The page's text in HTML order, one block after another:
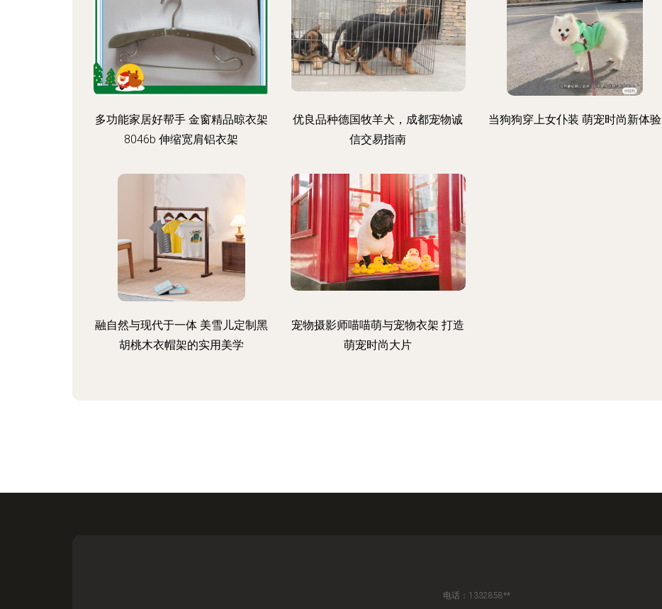
多功能家居好帮手 金窗精品晾衣架
8046b 伸缩宽肩铝衣架
优良品种德国牧羊犬，成都宠物诚
信交易指南
当狗狗穿上女仆装 萌宠时尚新体验
融自然与现代于一体 美雪儿定制黑
胡桃木衣帽架的实用美学
宠物摄影师喵喵萌与宠物衣架 打造
萌宠时尚大片
电话：1332858**